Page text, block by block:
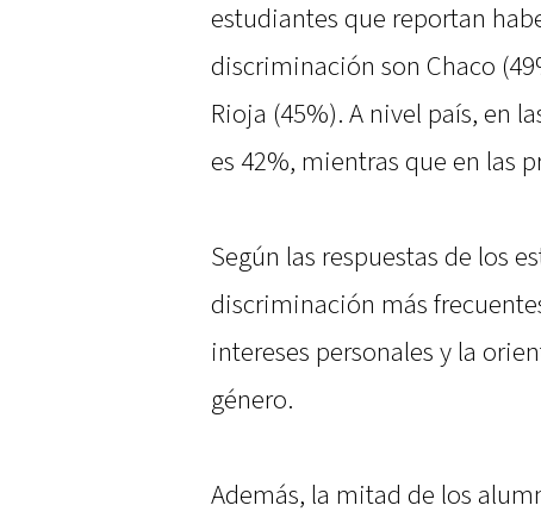
estudiantes que reportan
discriminación son Chaco
Rioja (45%). A nivel país, en
es 42%, mientras que en las
Según las respuestas de los
discriminación más
intereses personales y la
género.
Además, la mitad de los